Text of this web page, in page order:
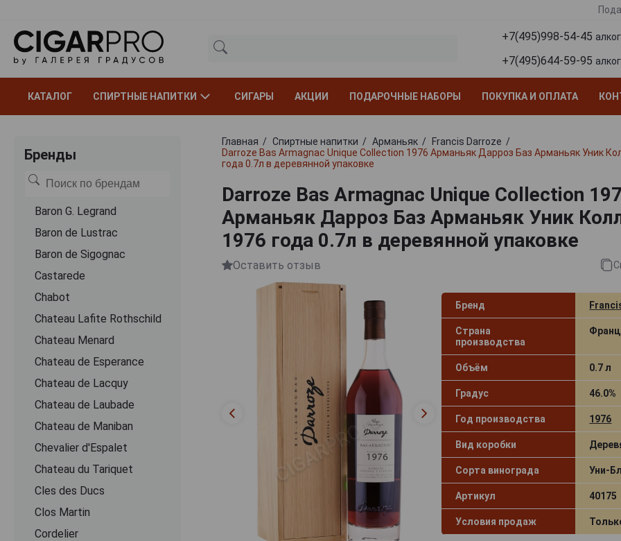
+7(495)998-54-45
+7(495)644-59-95
КАТАЛОГ СПИРТНЫЕ НАПИТКИ СИГАРЫ АКЦИИ ПОДАРОЧНЫЕ НАБОРЫ ПОКУПКА И ОПЛАТА
Бренды
Baron G. Legrand
Baron de Lustrac
Baron de Sigognac
Castarede
Chabot
Chateau Lafite Rothschild
Chateau Menard
Chateau de Esperance
Chateau de Lacquy
Chateau de Laubade
Chateau de Maniban
Chevalier d'Espalet
Chаteau du Tariquet
Cles des Ducs
Clos Martin
Cordelier
Главная Спиртные напитки Арманьяк
Francis Darroze
Darroze Bas Armagnac Unique Collection 1976 Арманьяк Дарроз Баз Арманьяк Уник
года 0.7л в деревянной упаковке
Darroze Bas Armagnac Unique Collection
Арманьяк Дарроз Баз Арманьяк Уник
1976 года 0.7л в деревянной упаковке
Оставить отзыв
Бренд
Страна
производства
Объём 0.7 л
Градус 46.0%
Год производства 1976
Вид коробки
Сорта винограда Уни-
Артикул 40175
Условия продаж